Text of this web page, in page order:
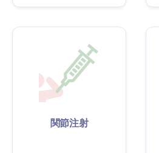
関節注射